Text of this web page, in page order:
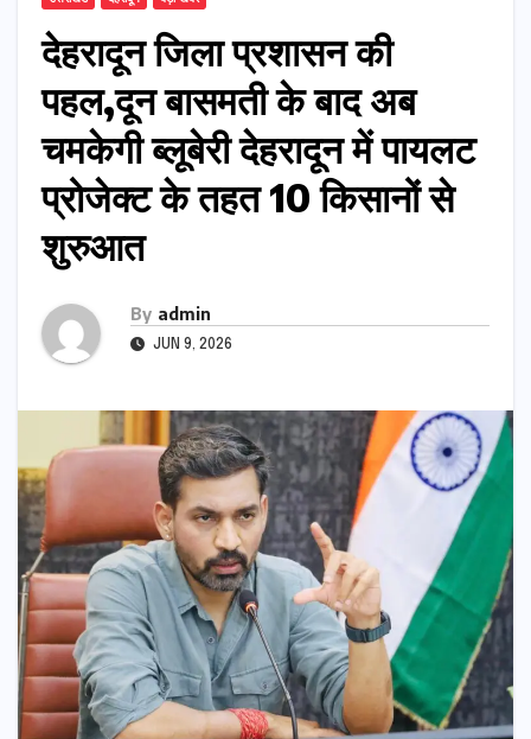
देहरादून जिला प्रशासन की
पहल,दून बासमती के बाद अब
चमकेगी ब्लूबेरी देहरादून में पायलट
प्रोजेक्ट के तहत 10 किसानों से
शुरुआत
By admin
JUN 9, 2026